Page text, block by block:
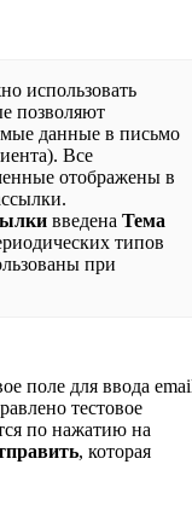
использовать
позволяют
данные в письмо
Все
отображены в
введена Тема
типов
при
поле для ввода
тестовое
по нажатию на
, которая